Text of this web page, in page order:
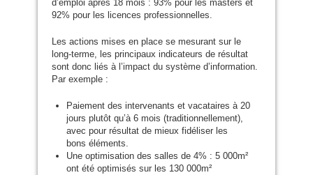
d’emploi après 18 mois : 93% pour les masters et
92% pour les licences professionnelles.
Les actions mises en place se mesurant sur le
long-terme, les principaux indicateurs de résultat
sont donc liés à l’impact du système d’information.
Par exemple :
Paiement des intervenants et vacataires à 20
jours plutôt qu’à 6 mois (traditionnellement),
avec pour résultat de mieux fidéliser les
bons éléments.
Une optimisation des salles de 4% : 5 000m²
ont été optimisés sur les 130 000m²